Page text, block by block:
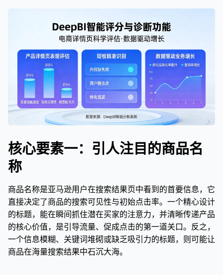
核心要素一：引人注目的商品名
称
商品名称是亚马逊用户在搜索结果页中看到的首要信息，它
直接决定了商品的搜索可见性与初始点击率。一个精心设计
的标题，能在瞬间抓住潜在买家的注意力，并清晰传递产品
的核心价值，是引导流量、促成点击的第一道关口。反之，
一个信息模糊、关键词堆砌或缺乏吸引力的标题，则可能让
商品在海量搜索结果中石沉大海。